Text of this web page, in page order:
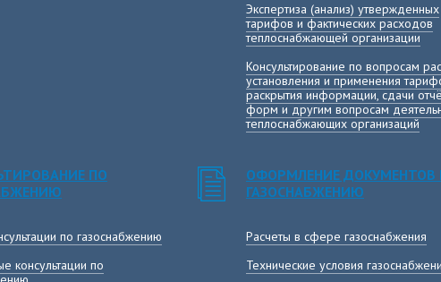
Экспертиза (анализ) утвержденных
тарифов и фактических расходов
теплоснабжающей организации
Консультирование по вопросам
установления и применения
раскрытия информации, сдачи
форм и другим вопросам
теплоснабжающих организаций
ПО
по газоснабжению
консультации по
ОФОРМЛЕНИЕ ДОКУМЕНТОВ
ГАЗОСНАБЖЕНИЮ
Расчеты в сфере газоснабжения
Технические условия